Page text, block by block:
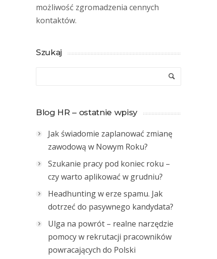
możliwość zgromadzenia cennych
kontaktów.
Szukaj
Blog HR – ostatnie wpisy
Jak świadomie zaplanować zmianę
zawodową w Nowym Roku?
Szukanie pracy pod koniec roku –
czy warto aplikować w grudniu?
Headhunting w erze spamu. Jak
dotrzeć do pasywnego kandydata?
Ulga na powrót – realne narzędzie
pomocy w rekrutacji pracowników
powracających do Polski